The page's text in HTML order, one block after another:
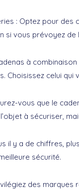
: Optez pour des
si vous prévoyez de
à
Choisissez celui qui
vous que le
à sécuriser,
il y a de chiffres,
sécurité.
des